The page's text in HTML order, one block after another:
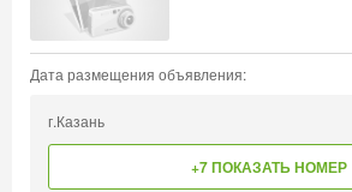
Дата размещения объявления:
г.Казань
+7 ПОКАЗАТЬ НОМЕР